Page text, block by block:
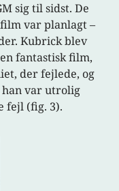
sig til sidst. De
var planlagt –
Kubrick blev
fantastisk film,
der fejlede, og
han var utrolig
fejl (fig. 3).